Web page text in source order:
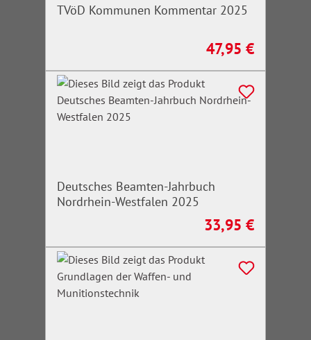
TVöD Kommunen Kommentar 2025
Regulärer Preis:
47,95 €
Deutsches Beamten-Jahrbuch
Nordrhein-Westfalen 2025
Regulärer Preis:
33,95 €